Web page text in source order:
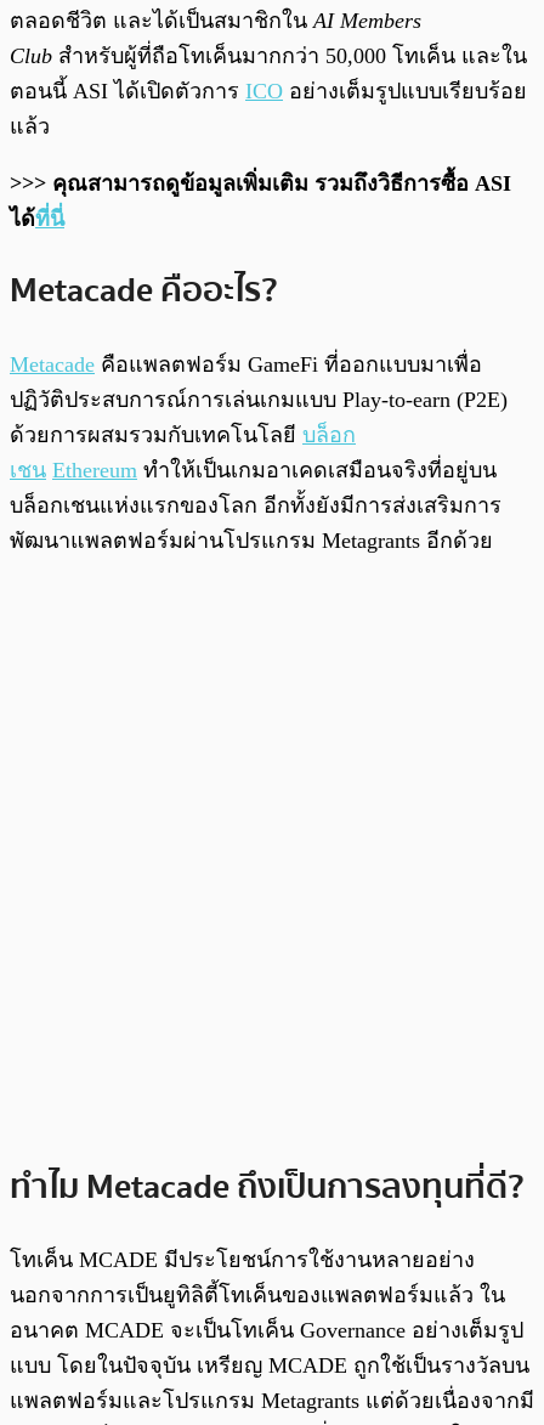
ตลอดชีวิต และได้เป็นสมาชิกในAI Members
Club สำหรับผู้ที่ถือโทเค็นมากกว่า 50,000 โทเค็น และใน
ตอนนี้ ASI ได้เปิดตัวการ ICO อย่างเต็มรูปแบบเรียบร้อย
แล้ว
>>> คุณสามารถดูข้อมูลเพิ่มเติม รวมถึงวิธีการซื้อ ASI
ได้ที่นี่
Metacade คืออะไร?
Metacade คือแพลตฟอร์ม GameFi ที่ออกแบบมาเพื่อ
ปฏิวัติประสบการณ์การเล่นเกมแบบ Play-to-earn (P2E)
ด้วยการผสมรวมกับเทคโนโลยี บล็อก
เชน Ethereum ทำให้เป็นเกมอาเคดเสมือนจริงที่อยู่บน
บล็อกเชนแห่งแรกของโลก อีกทั้งยังมีการส่งเสริมการ
พัฒนาแพลตฟอร์มผ่านโปรแกรม Metagrants อีกด้วย
ทำไม Metacade ถึงเป็นการลงทุนที่ดี?
โทเค็น MCADE มีประโยชน์การใช้งานหลายอย่าง
นอกจากการเป็นยูทิลิตี้โทเค็นของแพลตฟอร์มแล้ว ใน
อนาคต MCADE จะเป็นโทเค็น Governance อย่างเต็มรูป
แบบ โดยในปัจจุบัน เหรียญ MCADE ถูกใช้เป็นรางวัลบน
แพลตฟอร์มและโปรแกรม Metagrants แต่ด้วยเนื่องจากมี